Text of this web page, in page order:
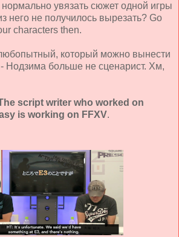
увязать сюжет одной игры
него не получилось вырезать? Go
characters then.
который можно вынести
- Нодзима больше не сценарист. Хм,
script writer who worked on
is working on FFXV.